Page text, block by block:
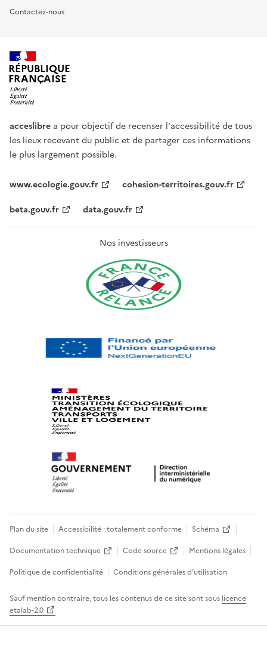
Contactez-nous
RÉPUBLIQUE
FRANÇAISE
acceslibre a pour objectif de recenser l'accessibilité de tous
les lieux recevant du public et de partager ces informations
le plus largement possible.
www.ecologie.gouv.fr
cohesion-territoires.gouv.fr
beta.gouv.fr
data.gouv.fr
Nos investisseurs
Plan du site Accessibilité : totalement conforme
Schéma
Documentation technique
Code source
Mentions légales
Politique de confidentialité
Conditions générales d’utilisation
Sauf mention contraire, tous les contenus de ce site sont sous licence
etalab-2.0